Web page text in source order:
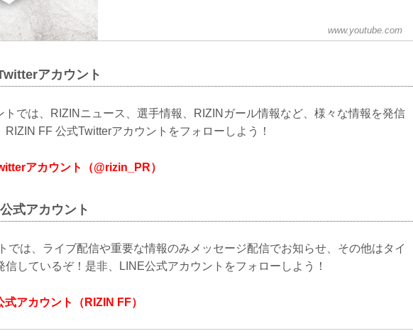
www.youtube.com
アカウント
トでは、RIZINニュース、選手情報、RIZINガール情報など、様々な情報を発信
RIZIN FF 公式Twitterアカウントをフォローしよう！
アカウント（@rizin_PR）
式アカウント
では、ライブ配信や重要な情報のみメッセージ配信でお知らせ、その他はタイ
信しているぞ！是非、LINE公式アカウントをフォローしよう！
アカウント（RIZIN FF）